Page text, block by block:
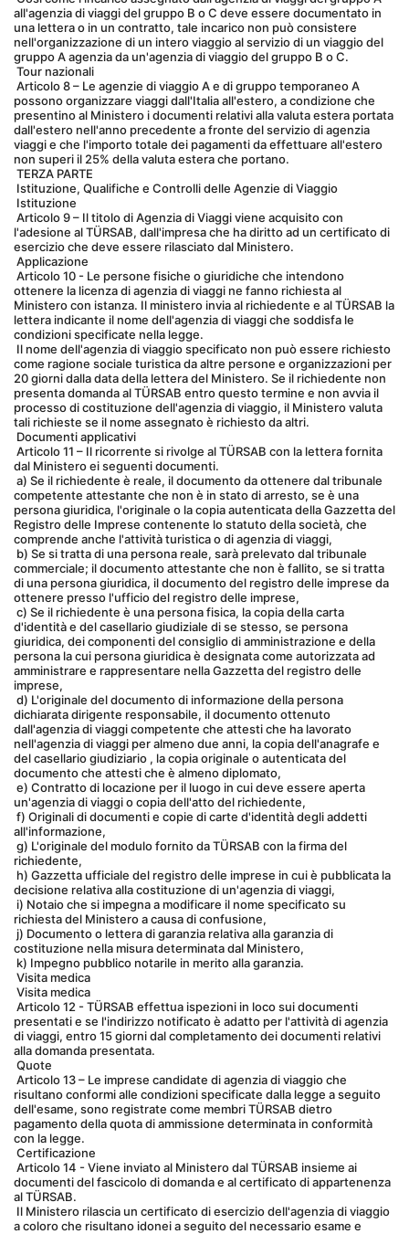
all'agenzia di viaggi del gruppo B o C deve essere documentato in
una lettera o in un contratto, tale incarico non può consistere
nell'organizzazione di un intero viaggio al servizio di un viaggio del
gruppo A agenzia da un'agenzia di viaggio del gruppo B o C.
Tour nazionali
possono organizzare viaggi dall'Italia all'estero, a condizione che
presentino al Ministero i documenti relativi alla valuta estera portata
dall'estero nell'anno precedente a fronte del servizio di agenzia
viaggi e che l'importo totale dei pagamenti da effettuare all'estero
non superi il 25% della valuta estera che portano.
TERZA PARTE
Istituzione, Qualifiche e Controlli delle Agenzie di Viaggio
Istituzione
l'adesione al TÜRSAB, dall'impresa che ha diritto ad un certificato di
esercizio che deve essere rilasciato dal Ministero.
Applicazione
ottenere la licenza di agenzia di viaggi ne fanno richiesta al
Ministero con istanza. Il ministero invia al richiedente e al TÜRSAB la
lettera indicante il nome dell'agenzia di viaggi che soddisfa le
condizioni specificate nella legge.
come ragione sociale turistica da altre persone e organizzazioni per
20 giorni dalla data della lettera del Ministero. Se il richiedente non
presenta domanda al TÜRSAB entro questo termine e non avvia il
processo di costituzione dell'agenzia di viaggio, il Ministero valuta
tali richieste se il nome assegnato è richiesto da altri.
Documenti applicativi
dal Ministero ei seguenti documenti.
competente attestante che non è in stato di arresto, se è una
persona giuridica, l'originale o la copia autenticata della Gazzetta del
Registro delle Imprese contenente lo statuto della società, che
comprende anche l'attività turistica o di agenzia di viaggi,
commerciale; il documento attestante che non è fallito, se si tratta
di una persona giuridica, il documento del registro delle imprese da
ottenere presso l'ufficio del registro delle imprese,
d'identità e del casellario giudiziale di se stesso, se persona
giuridica, dei componenti del consiglio di amministrazione e della
persona la cui persona giuridica è designata come autorizzata ad
amministrare e rappresentare nella Gazzetta del registro delle
imprese,
dichiarata dirigente responsabile, il documento ottenuto
dall'agenzia di viaggi competente che attesti che ha lavorato
nell'agenzia di viaggi per almeno due anni, la copia dell'anagrafe e
del casellario giudiziario , la copia originale o autenticata del
documento che attesti che è almeno diplomato,
un'agenzia di viaggi o copia dell'atto del richiedente,
all'informazione,
richiedente,
decisione relativa alla costituzione di un'agenzia di viaggi,
richiesta del Ministero a causa di confusione,
costituzione nella misura determinata dal Ministero,
k) Impegno pubblico notarile in merito alla garanzia.
Visita medica
Visita medica
presentati e se l'indirizzo notificato è adatto per l'attività di agenzia
di viaggi, entro 15 giorni dal completamento dei documenti relativi
alla domanda presentata.
Quote
risultano conformi alle condizioni specificate dalla legge a seguito
dell'esame, sono registrate come membri TÜRSAB dietro
pagamento della quota di ammissione determinata in conformità
con la legge.
Certificazione
documenti del fascicolo di domanda e al certificato di appartenenza
al TÜRSAB.
a coloro che risultano idonei a seguito del necessario esame e